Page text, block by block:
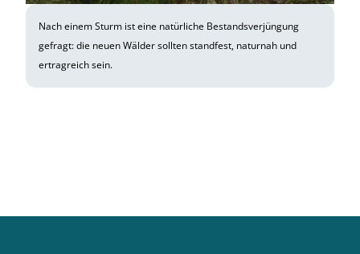
Nach einem Sturm ist eine natürliche Bestandsverjüngung
gefragt: die neuen Wälder sollten standfest, naturnah und
ertragreich sein.